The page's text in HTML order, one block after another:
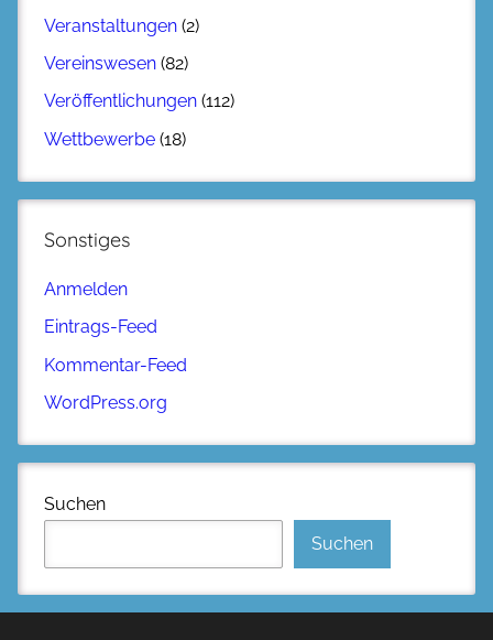
Veranstaltungen (2)
Vereinswesen (82)
Veröffentlichungen (112)
Wettbewerbe (18)
Sonstiges
Anmelden
Eintrags-Feed
Kommentar-Feed
WordPress.org
Suchen
Suchen